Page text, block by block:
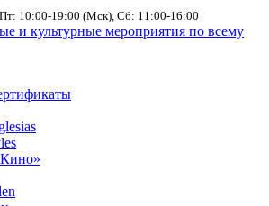
10:00-19:00 (Мск), Сб: 11:00-16:00
и культурные мероприятия по всему